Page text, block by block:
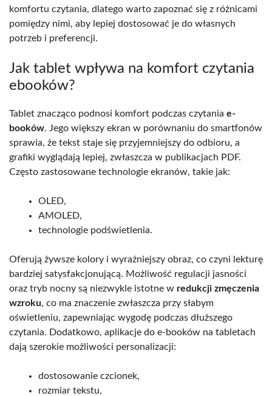
komfortu czytania, dlatego warto zapoznać się z różnicami
pomiędzy nimi, aby lepiej dostosować je do własnych
potrzeb i preferencji.
Jak tablet wpływa na komfort czytania
ebooków?
Tablet znacząco podnosi komfort podczas czytania e-
booków. Jego większy ekran w porównaniu do smartfonów
sprawia, że tekst staje się przyjemniejszy do odbioru, a
grafiki wyglądają lepiej, zwłaszcza w publikacjach PDF.
Często zastosowane technologie ekranów, takie jak:
OLED,
AMOLED,
technologie podświetlenia.
Oferują żywsze kolory i wyraźniejszy obraz, co czyni lekturę
bardziej satysfakcjonującą. Możliwość regulacji jasności
oraz tryb nocny są niezwykle istotne w redukcji zmęczenia
wzroku, co ma znaczenie zwłaszcza przy słabym
oświetleniu, zapewniając wygodę podczas dłuższego
czytania. Dodatkowo, aplikacje do e-booków na tabletach
dają szerokie możliwości personalizacji:
dostosowanie czcionek,
rozmiar tekstu,